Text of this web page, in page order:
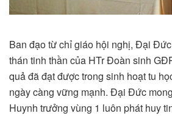
Ban đạo từ chỉ giáo hội nghị, Đại
thán tinh thần của HTr Đoàn sinh
quả đã đạt được trong sinh hoạt tu
ngày càng vững mạnh. Đại Đức
Huynh trưởng vùng 1 luôn phát huy